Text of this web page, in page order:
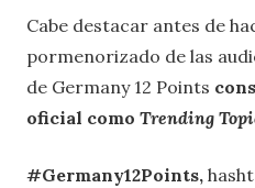
Cabe destacar antes de
pormenorizado de las
de Germany 12 Points
oficial como Trending
#Germany12Points,